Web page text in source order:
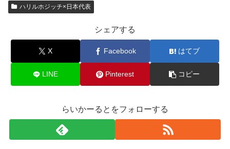
ハリルホジッチ×日本代表
シェアする
X Facebook はてブ
LINE Pinterest コピー
らいかーるとをフォローする